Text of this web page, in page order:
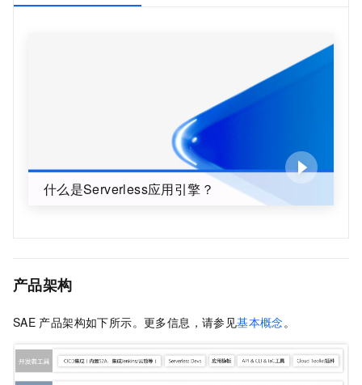
什么是Serverless应用引擎？
产品架构
SAE 产品架构如下所示。更多信息，请参见基本概念。